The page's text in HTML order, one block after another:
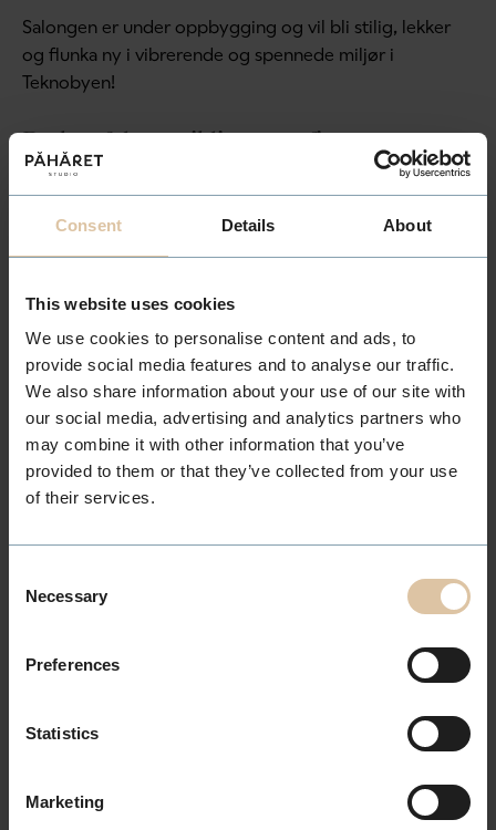
Consent Details About
This website uses cookies
We use cookies to personalise content and ads, to
provide social media features and to analyse our traffic.
We also share information about your use of our site with
our social media, advertising and analytics partners who
may combine it with other information that you’ve
provided to them or that they’ve collected from your use
of their services.
Selection
Necessary
Preferences
Statistics
Marketing
Salongen er under oppbygging og vil bli stilig, lekker
og flunka ny i vibrerende og spennede miljør i
Teknobyen!
Du kan følge utviklingen og finne mer
informasjon om PÅHÅRET Studio
I tillegg til gjengen i salongen vil du være en del av
storfamilien i PÅHÅRET Gruppen som består av snart 21
eget opplæringskontor og administrasjonbygg i
Sandvika i Bærum og til og med feriehus i Spania!
Vi er en ambisiøs storfamilie med snart 200 personer
med ekspertise innen allmenn frisørkunnskap,
brudefrisering og make-up, extension og keratin,
at du skal kunnebli best, på din måte!
Hos oss får du
Muligheten til å finne og utvikle din lidenskap, slik
at du kan bli best på det som betyr mest for deg.
Velge å jobbe med det salongkonseptet som
Studio